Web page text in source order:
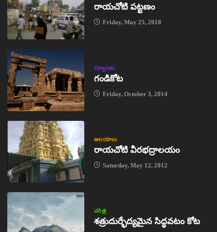
రాయచోటి పట్టణం
Friday, May 25, 2018
పర్యాటకం
గండికోట
Friday, October 3, 2014
ఆలయాలు
రాయచోటి వీరభద్రాలయం
Saturday, May 12, 2012
చరిత్ర
శత్రుదుర్భేద్యమైన సిద్ధవటం కోట